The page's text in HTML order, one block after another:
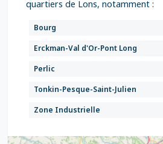
quartiers de Lons, notamment :
Bourg
Erckman-Val d'Or-Pont Long
Perlic
Tonkin-Pesque-Saint-Julien
Zone Industrielle